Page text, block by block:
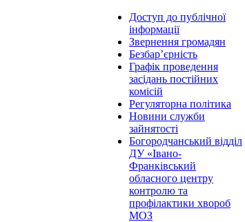
Доступ до публічної
інформації
Звернення громадян
Безбар’єрність
Графік проведення
засідань постійних
комісій
Регуляторна політика
Новини служби
зайнятості
Богородчанський відділ
ДУ «Івано-
Франківський
обласного центру
контролю та
профілактики хвороб
МОЗ